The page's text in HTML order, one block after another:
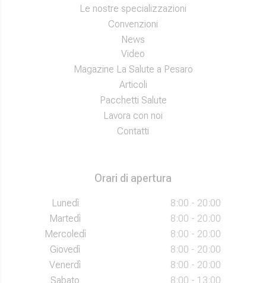
Le nostre specializzazioni
Convenzioni
News
Video
Magazine La Salute a Pesaro
Articoli
Pacchetti Salute
Lavora con noi
Contatti
Orari di apertura
Lunedì
8:00 - 20:00
Martedì
8:00 - 20:00
Mercoledì
8:00 - 20:00
Giovedì
8:00 - 20:00
Venerdì
8:00 - 20:00
Sabato
8:00 - 13:00